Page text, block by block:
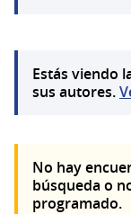
Estás viendo
sus autores.
No hay
búsqueda o
programado.